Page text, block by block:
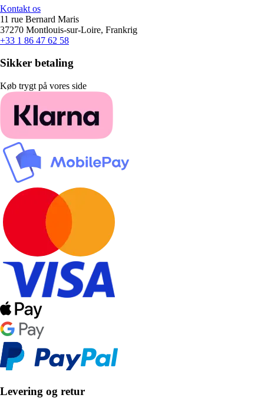
Kontakt os
11 rue Bernard Maris
37270 Montlouis-sur-Loire, Frankrig
+33 1 86 47 62 58
Sikker betaling
Køb trygt på vores side
Levering og retur